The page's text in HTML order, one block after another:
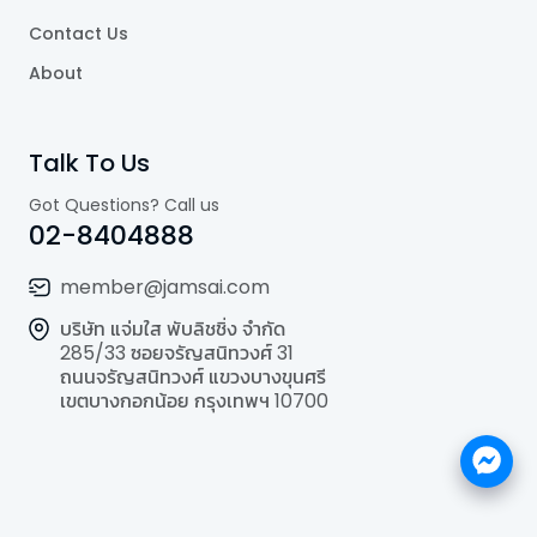
Contact Us
About
Talk To Us
Got Questions? Call us
02-8404888
member@jamsai.com
บริษัท แจ่มใส พับลิชชิ่ง จำกัด
285/33 ซอยจรัญสนิทวงศ์ 31
ถนนจรัญสนิทวงศ์ แขวงบางขุนศรี
เขตบางกอกน้อย กรุงเทพฯ 10700